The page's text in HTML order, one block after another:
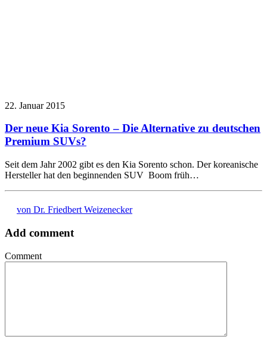
22. Januar 2015
Der neue Kia Sorento – Die Alternative zu deutschen
Premium SUVs?
Seit dem Jahr 2002 gibt es den Kia Sorento schon. Der koreanische
Hersteller hat den beginnenden SUV Boom früh…
von Dr. Friedbert Weizenecker
Add comment
Comment